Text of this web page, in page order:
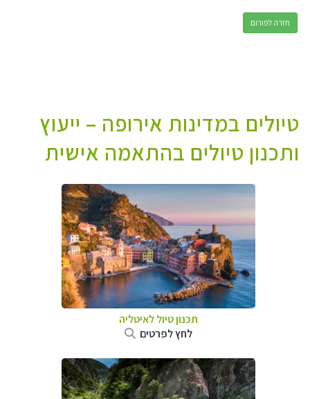
חזרה לפורום
טיולים במדינות אירופה – ייעוץ
ותכנון טיולים בהתאמה אישית
תכנון טיול לאיטליה
לחץ לפרטים